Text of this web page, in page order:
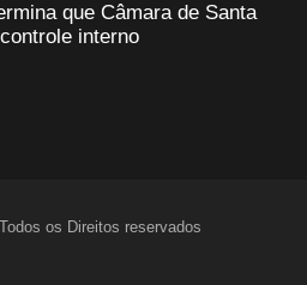
que Câmara de Santa
interno
os Direitos reservados